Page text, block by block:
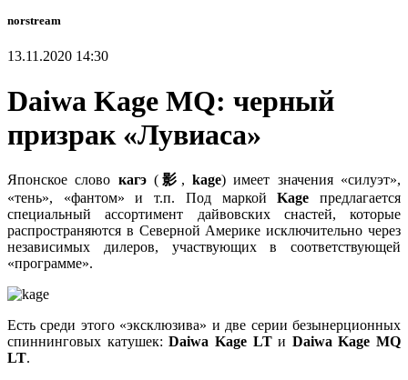
norstream
13.11.2020 14:30
Daiwa Kage MQ: черный
призрак «Лувиаса»
Японское слово кагэ( 影 ,kage) имеет значения «силуэт»,
«тень», «фантом» и т.п. Под маркойKage предлагается
специальный ассортимент дайвовских снастей, которые
распространяются в Северной Америке исключительно через
независимых дилеров, участвующих в соответствующей
«программе».
Есть среди этого «эксклюзива» и две серии безынерционных
спиннинговых катушек:Daiwa Kage LTи Daiwa Kage MQ
LT.